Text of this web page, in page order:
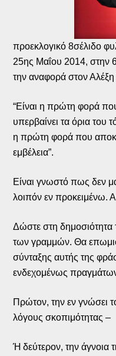
προεκλογικό 8σέλιδο
25ης Μαΐου 2014, στην
την αναφορά στον
“Είναι η πρώτη φορά
υπερβαίνει τα όρια του
η πρώτη φορά που
εμβέλεια”.
Είναι γνωστό πως δεν
λοιπόν εν προκειμένω.
Δώστε στη δημοσιότητα
των γραμμών. Θα
σύνταξης αυτής της
ενδεχομένως
Πρώτον, την εν γνώσει
λόγους σκοπιμότητας –
Ή δεύτερον, την άγνοια